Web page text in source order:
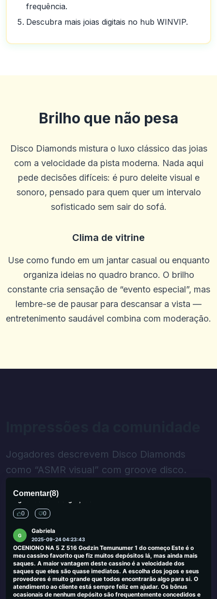
frequência.
Descubra mais joias digitais no hub WINVIP.
Brilho que não pesa
Disco Diamonds mistura o luxo clássico das joias
com a velocidade da pista moderna. Nada aqui
pede decisões difíceis: é puro deleite visual e
sonoro, pensado para quem quer um intervalo
sofisticado sem sair do sofá.
Clima de vitrine
Use como fundo em um jantar casual ou enquanto
organiza ideias no quadro branco. O brilho
constante cria sensação de “evento especial”, mas
lembre-se de pausar para descansar a vista —
entretenimento saudável combina com moderação.
Jogadores descrevem Disco Diamonds
como “ASMR visual” com groove disco.
Comentar(8)
Kameron Bacon
2025-10-22 03:17:18
R
Randy Cha
Bom tempo para passar
0 0
Wade Thurmond
2025-10-03 11:10:46
W
0 0
Michaela Archer
Encontrei alguns jogos subestimados aqui que não viram em outro
lugar. Tão bom e engraçado
0 0
G
Gabriela
2025-09-24 04:23:43
OCENIONO NA 5 Z 516 Godzin Temunumer 1 do começo Este é o
meu cassino favorito que fiz muitos depósitos lá, mas ainda mais
saques. A maior vantagem deste cassino é a velocidade dos
saques que eles são quase imediatos. A escolha dos jogos e seus
provedores é muito grande que todos encontrarão algo para si. O
atendimento ao cliente está sempre feliz em ajudar. Os bônus
ocasionais de nenhum depósito são frequentemente concedidos e